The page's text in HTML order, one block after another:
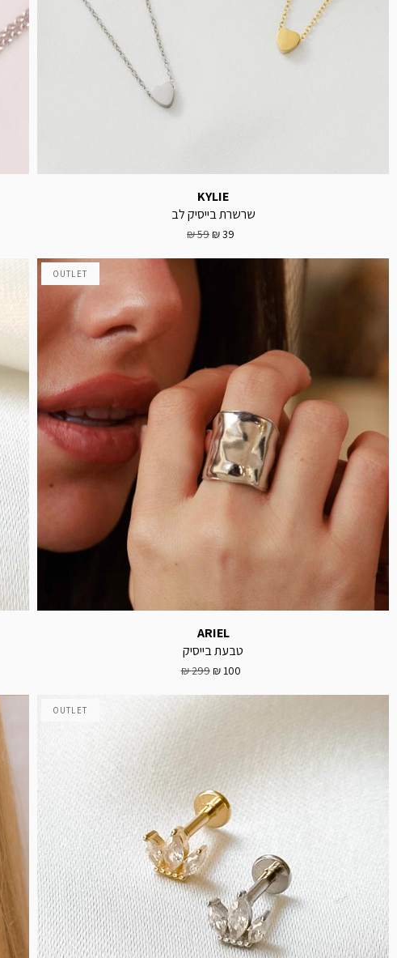
KYLIE
שרשרת בייסיק לב
39 ₪
59 ₪
OUTLET
ARIEL
טבעת בייסיק
100 ₪
299 ₪
OUTLET